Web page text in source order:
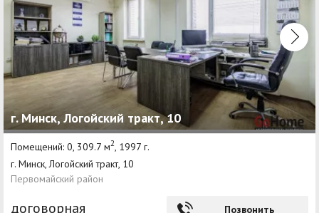
г. Минск, Логойский тракт, 10
Помещений: 0, 309.7 м2, 1997 г.
г. Минск, Логойский тракт, 10
Первомайский район
договорная Позвонить